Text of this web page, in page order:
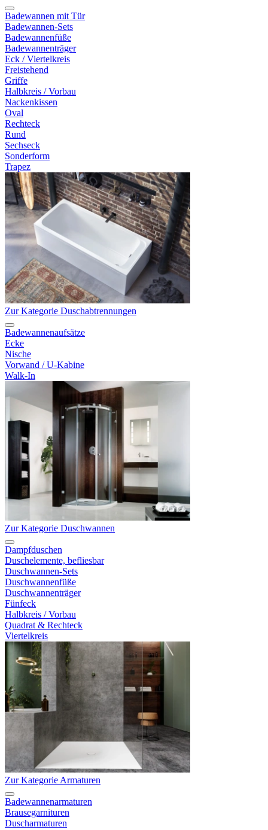
Badewannen mit Tür
Badewannen-Sets
Badewannenfüße
Badewannenträger
Eck / Viertelkreis
Freistehend
Griffe
Halbkreis / Vorbau
Nackenkissen
Oval
Rechteck
Rund
Sechseck
Sonderform
Trapez
Zur Kategorie Duschabtrennungen
Badewannenaufsätze
Ecke
Nische
Vorwand / U-Kabine
Walk-In
Zur Kategorie Duschwannen
Dampfduschen
Duschelemente, befliesbar
Duschwannen-Sets
Duschwannenfüße
Duschwannenträger
Fünfeck
Halbkreis / Vorbau
Quadrat & Rechteck
Viertelkreis
Zur Kategorie Armaturen
Badewannenarmaturen
Brausegarnituren
Duscharmaturen